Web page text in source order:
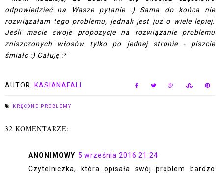
odpowiedzieć na Wasze pytanie :) Sama do końca nie
rozwiązałam tego problemu, jednak jest już o wiele lepiej.
Jeśli macie swoje propozycje na rozwiązanie problemu
zniszczonych włosów tylko po jednej stronie - piszcie
śmiało :) Całuję :*
AUTOR: KASIANAFALI
KRĘCONE PROBLEMY
32 KOMENTARZE:
ANONIMOWY 5 września 2016 21:24
Czytelniczka, która opisała swój problem bardzo